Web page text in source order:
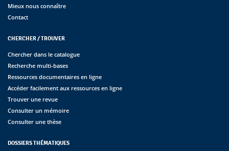
Mieux nous connaître
Contact
CHERCHER / TROUVER
Chercher dans le catalogue
Recherche multi-bases
Ressources documentaires en ligne
Accéder facilement aux ressources en ligne
Trouver une revue
Consulter un mémoire
Consulter une thèse
DOSSIERS THÉMATIQUES